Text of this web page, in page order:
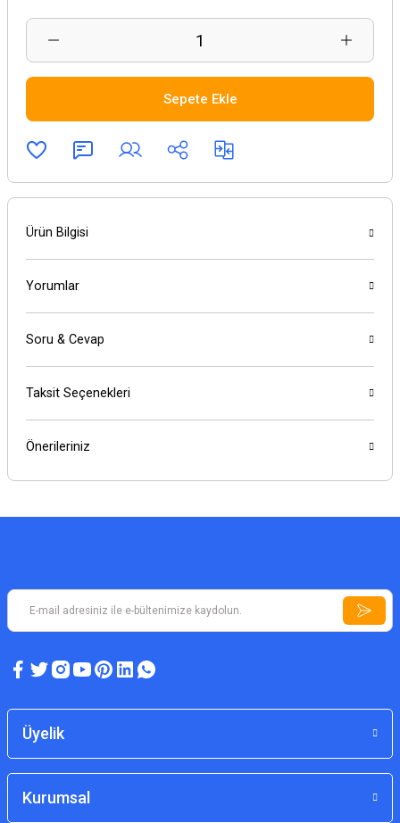
Sepete Ekle
Ürün Bilgisi
Yorumlar
Soru & Cevap
Taksit Seçenekleri
Önerileriniz
Üyelik
Kurumsal